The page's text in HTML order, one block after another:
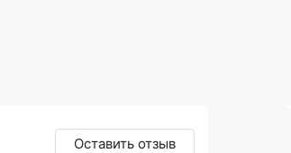
Оставить отзыв